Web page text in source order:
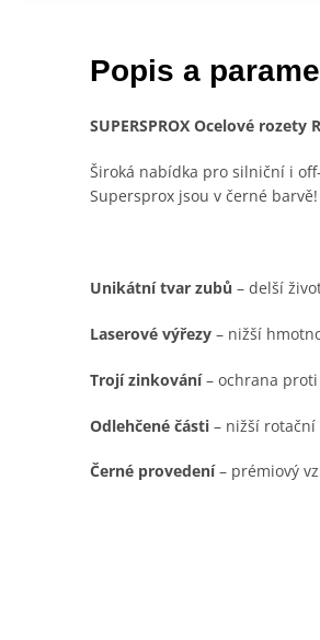
Popis a
SUPERSPROX Ocelové rozety
Široká nabídka pro silniční i
Supersprox jsou v černé barvě!
Unikátní tvar zubů – delší
Laserové výřezy – nižší
Trojí zinkování– ochrana proti
Odlehčené části – nižší rotační
Černé provedení– prémiový